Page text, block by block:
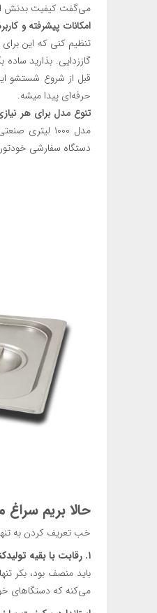
می‌گفت کیفیت بدنش
امکانات پیشرفته و
تنظیم کنی که این
قبل از شروع شستشو
حرفه‌ای پیدا میشه.
تنوع مدل برای هر
مدل ۱۰۰۰
دستگاه سفارشی
حالا بریم سراغ
خب تعریف کردن به
۱. رقابت با بقیه تولیدکننده‌های ایرانی
باید منصف بود، بکر
می‌کنه که دستگاهای